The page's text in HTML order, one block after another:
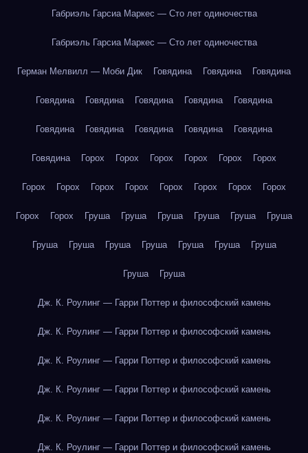
Габриэль Гарсиа Маркес — Сто лет одиночества
Габриэль Гарсиа Маркес — Сто лет одиночества
Герман Мелвилл — Моби Дик Говядина Говядина Говядина
Говядина Говядина Говядина Говядина Говядина
Говядина Говядина Говядина Говядина Говядина
Говядина Горох Горох Горох Горох Горох Горох
Горох Горох Горох Горох Горох Горох Горох Горох
Горох Горох Груша Груша Груша Груша Груша Груша
Груша Груша Груша Груша Груша Груша Груша
Груша Груша
Дж. К. Роулинг — Гарри Поттер и философский камень
Дж. К. Роулинг — Гарри Поттер и философский камень
Дж. К. Роулинг — Гарри Поттер и философский камень
Дж. К. Роулинг — Гарри Поттер и философский камень
Дж. К. Роулинг — Гарри Поттер и философский камень
Дж. К. Роулинг — Гарри Поттер и философский камень